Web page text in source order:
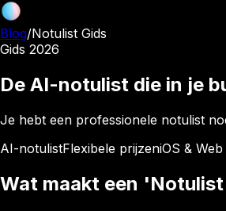
Blog/Notulist Gids
Gids 2026
De AI-notulist die in je
Je hebt een professionele notulist
AI-notulistFlexibele prijzeniOS & Web
Wat maakt een